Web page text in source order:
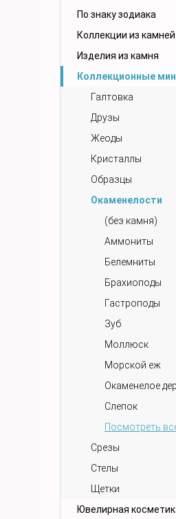
По знаку зодиака
Коллекции из камней
Изделия из камня
Коллекционные
Галтовка
Друзы
Жеоды
Кристаллы
Образцы
Окаменелости
(без камня)
Аммониты
Белемниты
Брахиоподы
Гастроподы
Зуб
Моллюск
Морской еж
Окаменелое
Слепок
Посмотреть
Срезы
Стелы
Щетки
Ювелирная